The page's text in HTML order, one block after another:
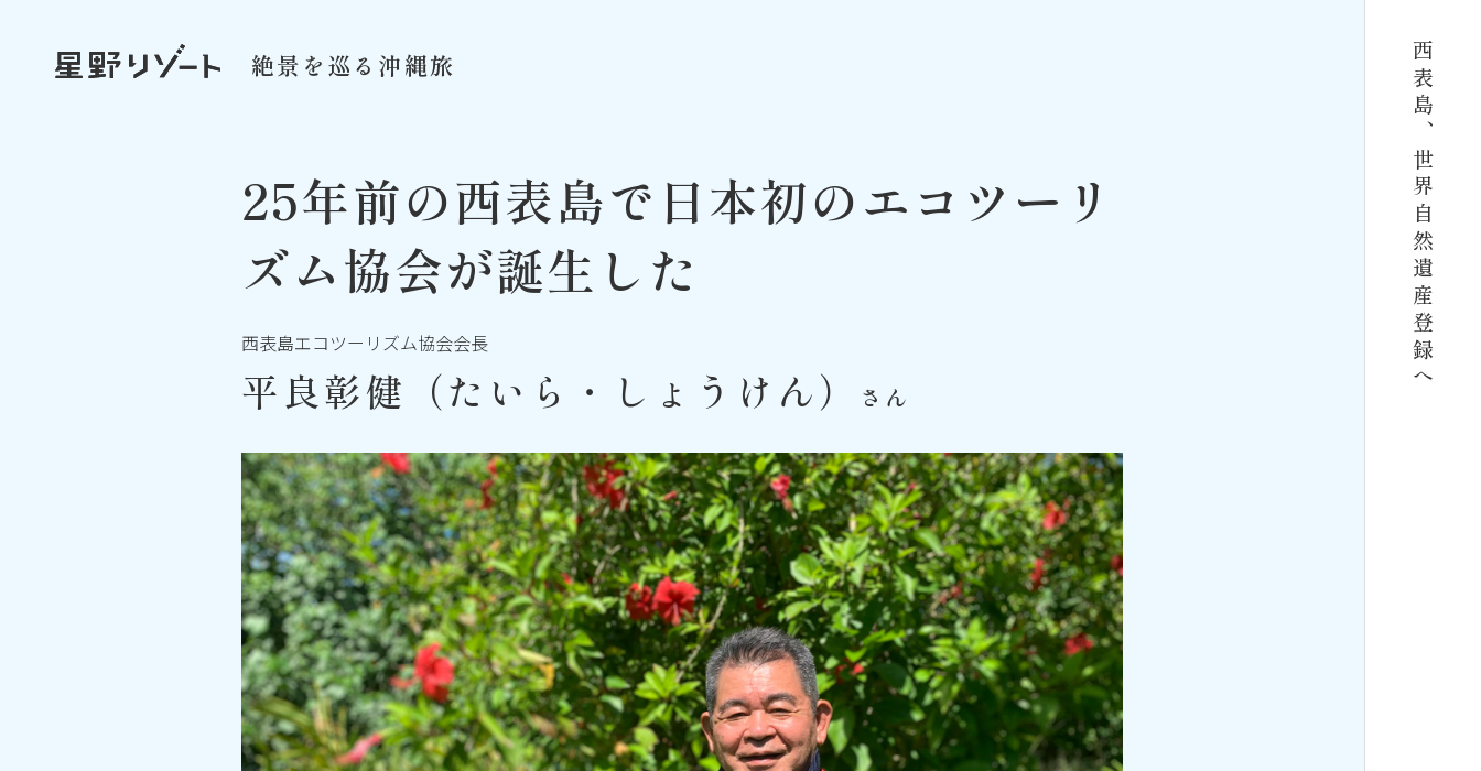
絶景を巡る沖縄旅
25年前の西表島で日本初のエコツーリ
ズム協会が誕生した
西表島エコツーリズム協会会長
平良彰健（たいら・しょうけん） さん
西表島、世界自然遺産登録へ